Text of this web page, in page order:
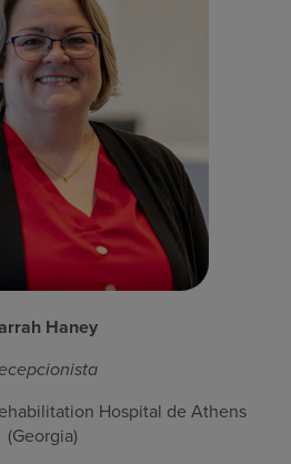
Haney
Hospital de Athens
(Georgia)